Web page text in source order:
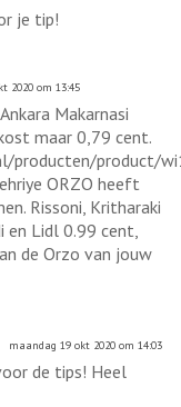
je tip!
2020 om 13:45
Makarnasi
maar 0,79 cent.
producten/product/
ORZO heeft
Rissoni, Kritharaki
en Lidl 0.99 cent,
de Orzo van jouw
maandag 19 okt 2020 om 14:03
de tips! Heel